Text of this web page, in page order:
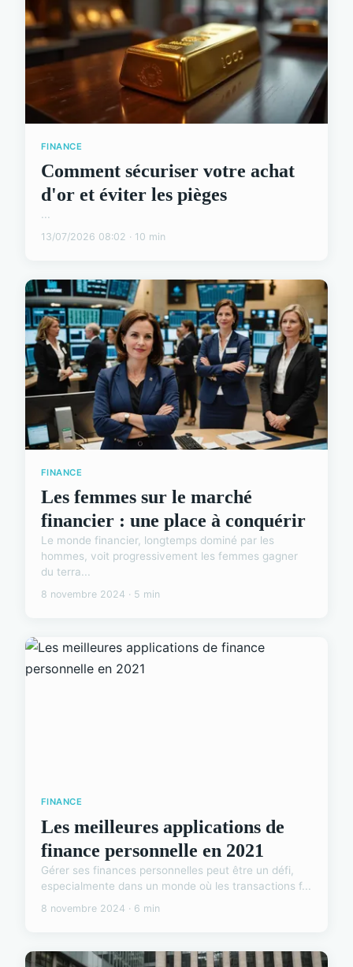
FINANCE
Comment sécuriser votre achat
d'or et éviter les pièges
...
13/07/2026 08:02 · 10 min
FINANCE
Les femmes sur le marché
financier : une place à conquérir
Le monde financier, longtemps dominé par les
hommes, voit progressivement les femmes gagner
du terra...
8 novembre 2024 · 5 min
FINANCE
Les meilleures applications de
finance personnelle en 2021
Gérer ses finances personnelles peut être un défi,
especialmente dans un monde où les transactions f...
8 novembre 2024 · 6 min